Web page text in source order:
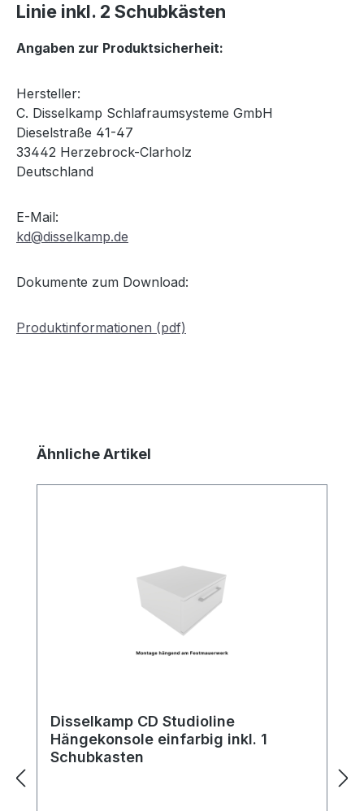
Linie inkl. 2 Schubkästen
Angaben zur Produktsicherheit:
Hersteller:
C. Disselkamp Schlafraumsysteme GmbH
Dieselstraße 41-47
33442 Herzebrock-Clarholz
Deutschland
E-Mail:
kd@disselkamp.de
Dokumente zum Download:
Produktinformationen (pdf)
Produktgalerie überspringen
Ähnliche Artikel
Disselkamp CD Studioline
Hängekonsole einfarbig inkl. 1
Schubkasten